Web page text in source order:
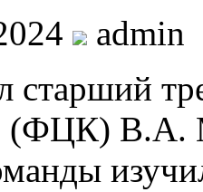
admin
старший
(ФЦК) В.А.